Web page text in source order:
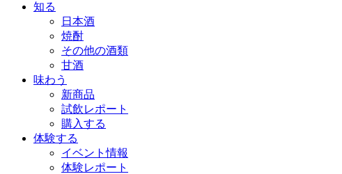
知る
日本酒
焼酎
その他の酒類
甘酒
味わう
新商品
試飲レポート
購入する
体験する
イベント情報
体験レポート